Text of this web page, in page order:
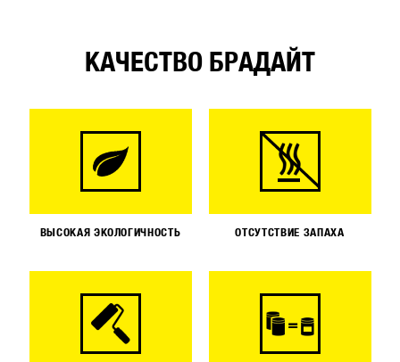
КАЧЕСТВО БРАДАЙТ
ВЫСОКАЯ ЭКОЛОГИЧНОСТЬ ОТСУТСТВИЕ ЗАПАХА